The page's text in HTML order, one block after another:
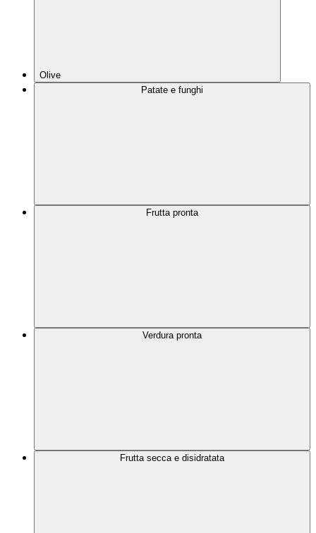
Olive
Patate e funghi
Frutta pronta
Verdura pronta
Frutta secca e disidratata